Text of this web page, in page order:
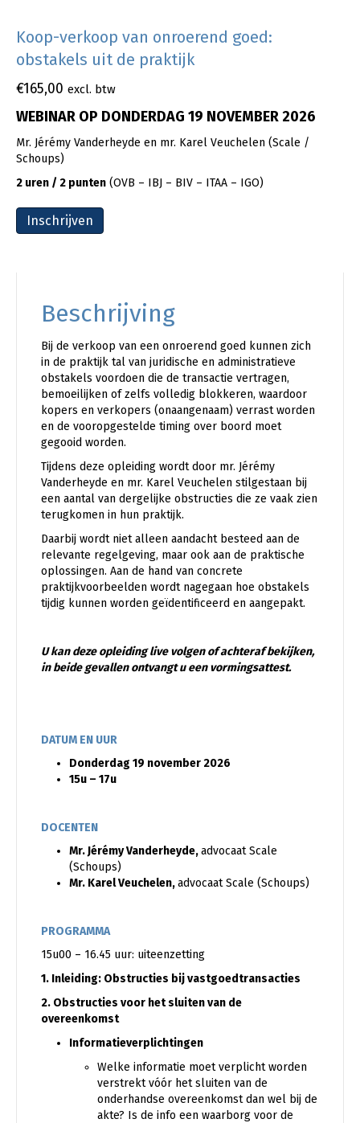
Koop-verkoop van onroerend goed:
obstakels uit de praktijk
€165,00 excl. btw
WEBINAR OP DONDERDAG 19 NOVEMBER 2026
Mr. Jérémy Vanderheyde en mr. Karel Veuchelen (Scale /
Schoups)
2 uren / 2 punten (OVB – IBJ – BIV – ITAA – IGO)
Inschrijven
Beschrijving
Bij de verkoop van een onroerend goed kunnen zich
in de praktijk tal van juridische en administratieve
obstakels voordoen die de transactie vertragen,
bemoeilijken of zelfs volledig blokkeren, waardoor
kopers en verkopers (onaangenaam) verrast worden
en de vooropgestelde timing over boord moet
gegooid worden.
Tijdens deze opleiding wordt door mr. Jérémy
Vanderheyde en mr. Karel Veuchelen stilgestaan bij
een aantal van dergelijke obstructies die ze vaak zien
terugkomen in hun praktijk.
Daarbij wordt niet alleen aandacht besteed aan de
relevante regelgeving, maar ook aan de praktische
oplossingen. Aan de hand van concrete
praktijkvoorbeelden wordt nagegaan hoe obstakels
tijdig kunnen worden geïdentificeerd en aangepakt.
U kan deze opleiding live volgen of achteraf bekijken,
in beide gevallen ontvangt u een vormingsattest.
DATUM EN UUR
Donderdag 19 november 2026
15u – 17u
DOCENTEN
Mr. Jérémy Vanderheyde,advocaat Scale
(Schoups)
Mr. Karel Veuchelen,advocaat Scale (Schoups)
PROGRAMMA
15u00 – 16.45 uur: uiteenzetting
1. Inleiding: Obstructies bij vastgoedtransacties
2. Obstructies voor het sluiten van de
overeenkomst
Informatieverplichtingen
Welke informatie moet verplicht worden
verstrekt vóór het sluiten van de
onderhandse overeenkomst dan wel bij de
akte? Is de info een waarborg voor de